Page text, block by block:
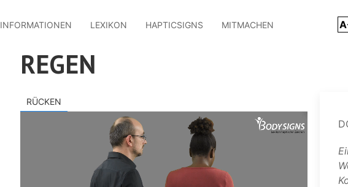
INFORMATIONEN LEXIKON HAPTICSIGNS MITMACHEN
REGEN
RÜCKEN